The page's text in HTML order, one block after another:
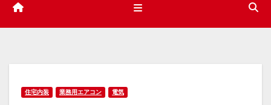
住宅内装 業務用エアコン 電気